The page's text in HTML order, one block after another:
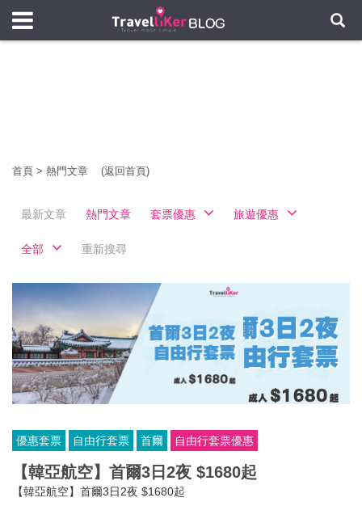
首頁 > 熱門文章 (返回首頁)
最新文章 熱門文章 套票優惠 旅遊優惠
全部 重新搜尋
優惠套票 自由行套票 首爾 自由行套票優惠
【韓亞航空】首爾3日2夜 $1680起
【韓亞航空】首爾3日2夜 $1680起